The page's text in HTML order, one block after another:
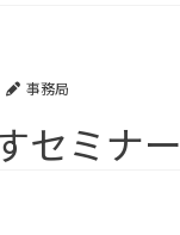
事務局
セミナー